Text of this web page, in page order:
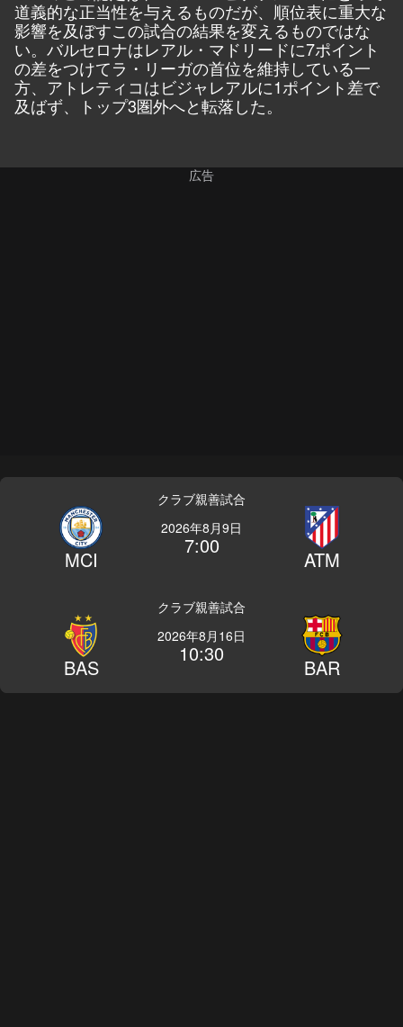
道義的な正当性を与えるものだが、順位表に重大な
影響を及ぼすこの試合の結果を変えるものではな
い。バルセロナはレアル・マドリードに7ポイント
の差をつけてラ・リーガの首位を維持している一
方、アトレティコはビジャレアルに1ポイント差で
及ばず、トップ3圏外へと転落した。
クラブ親善試合
MCI
2026年8月9日
7:00
ATM
クラブ親善試合
BAS
2026年8月16日
10:30
BAR